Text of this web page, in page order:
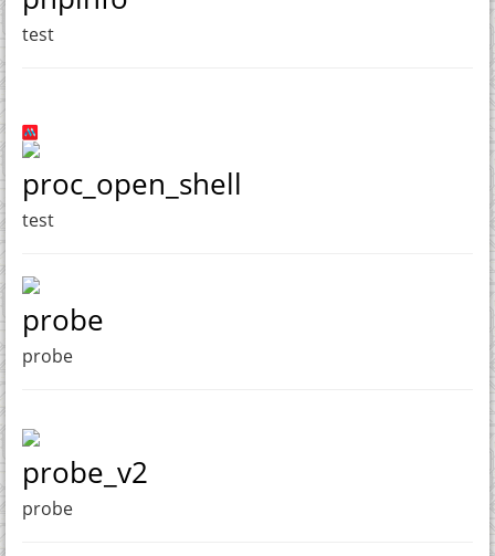
test
proc_open_shell
test
probe
probe
probe_v2
probe